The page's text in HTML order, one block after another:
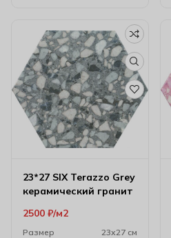
23*27 SIX Terazzo Grey
керамический гранит
2500 ₽ м2
Размер
23х27 см